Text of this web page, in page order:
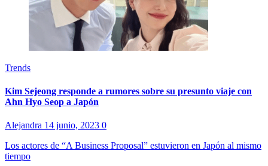
Trends
Kim Sejeong responde a rumores sobre su presunto viaje con
Ahn Hyo Seop a Japón
Alejandra 14 junio, 2023 0
Los actores de “A Business Proposal” estuvieron en Japón al mismo
tiempo